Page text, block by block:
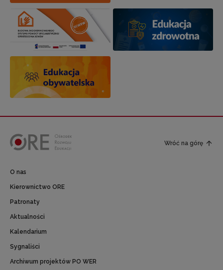
Wróć na górę
O nas
Kierownictwo ORE
Patronaty
Aktualności
Kalendarium
Sygnaliści
Archiwum projektów PO WER